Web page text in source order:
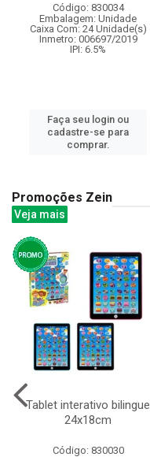
Código: 830034
Embalagem: Unidade
Caixa Com: 24 Unidade(s)
Inmetro: 006697/2019
IPI: 6.5%
Faça seu login ou
cadastre-se para
comprar.
Promoções Zein
Veja mais
Tablet interativo bilingue
24x18cm
Código: 830030